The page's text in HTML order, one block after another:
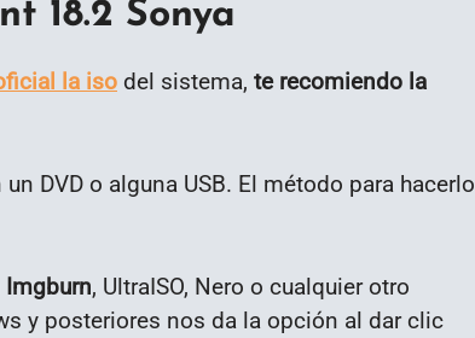
18.2 Sonya
la iso del sistema, te recomiendo la
DVD o alguna USB. El método para hacerlo
, UltraISO, Nero o cualquier otro
y posteriores nos da la opción al dar clic